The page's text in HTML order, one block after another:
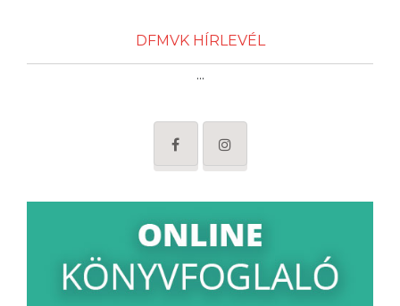
DFMVK HÍRLEVÉL
...